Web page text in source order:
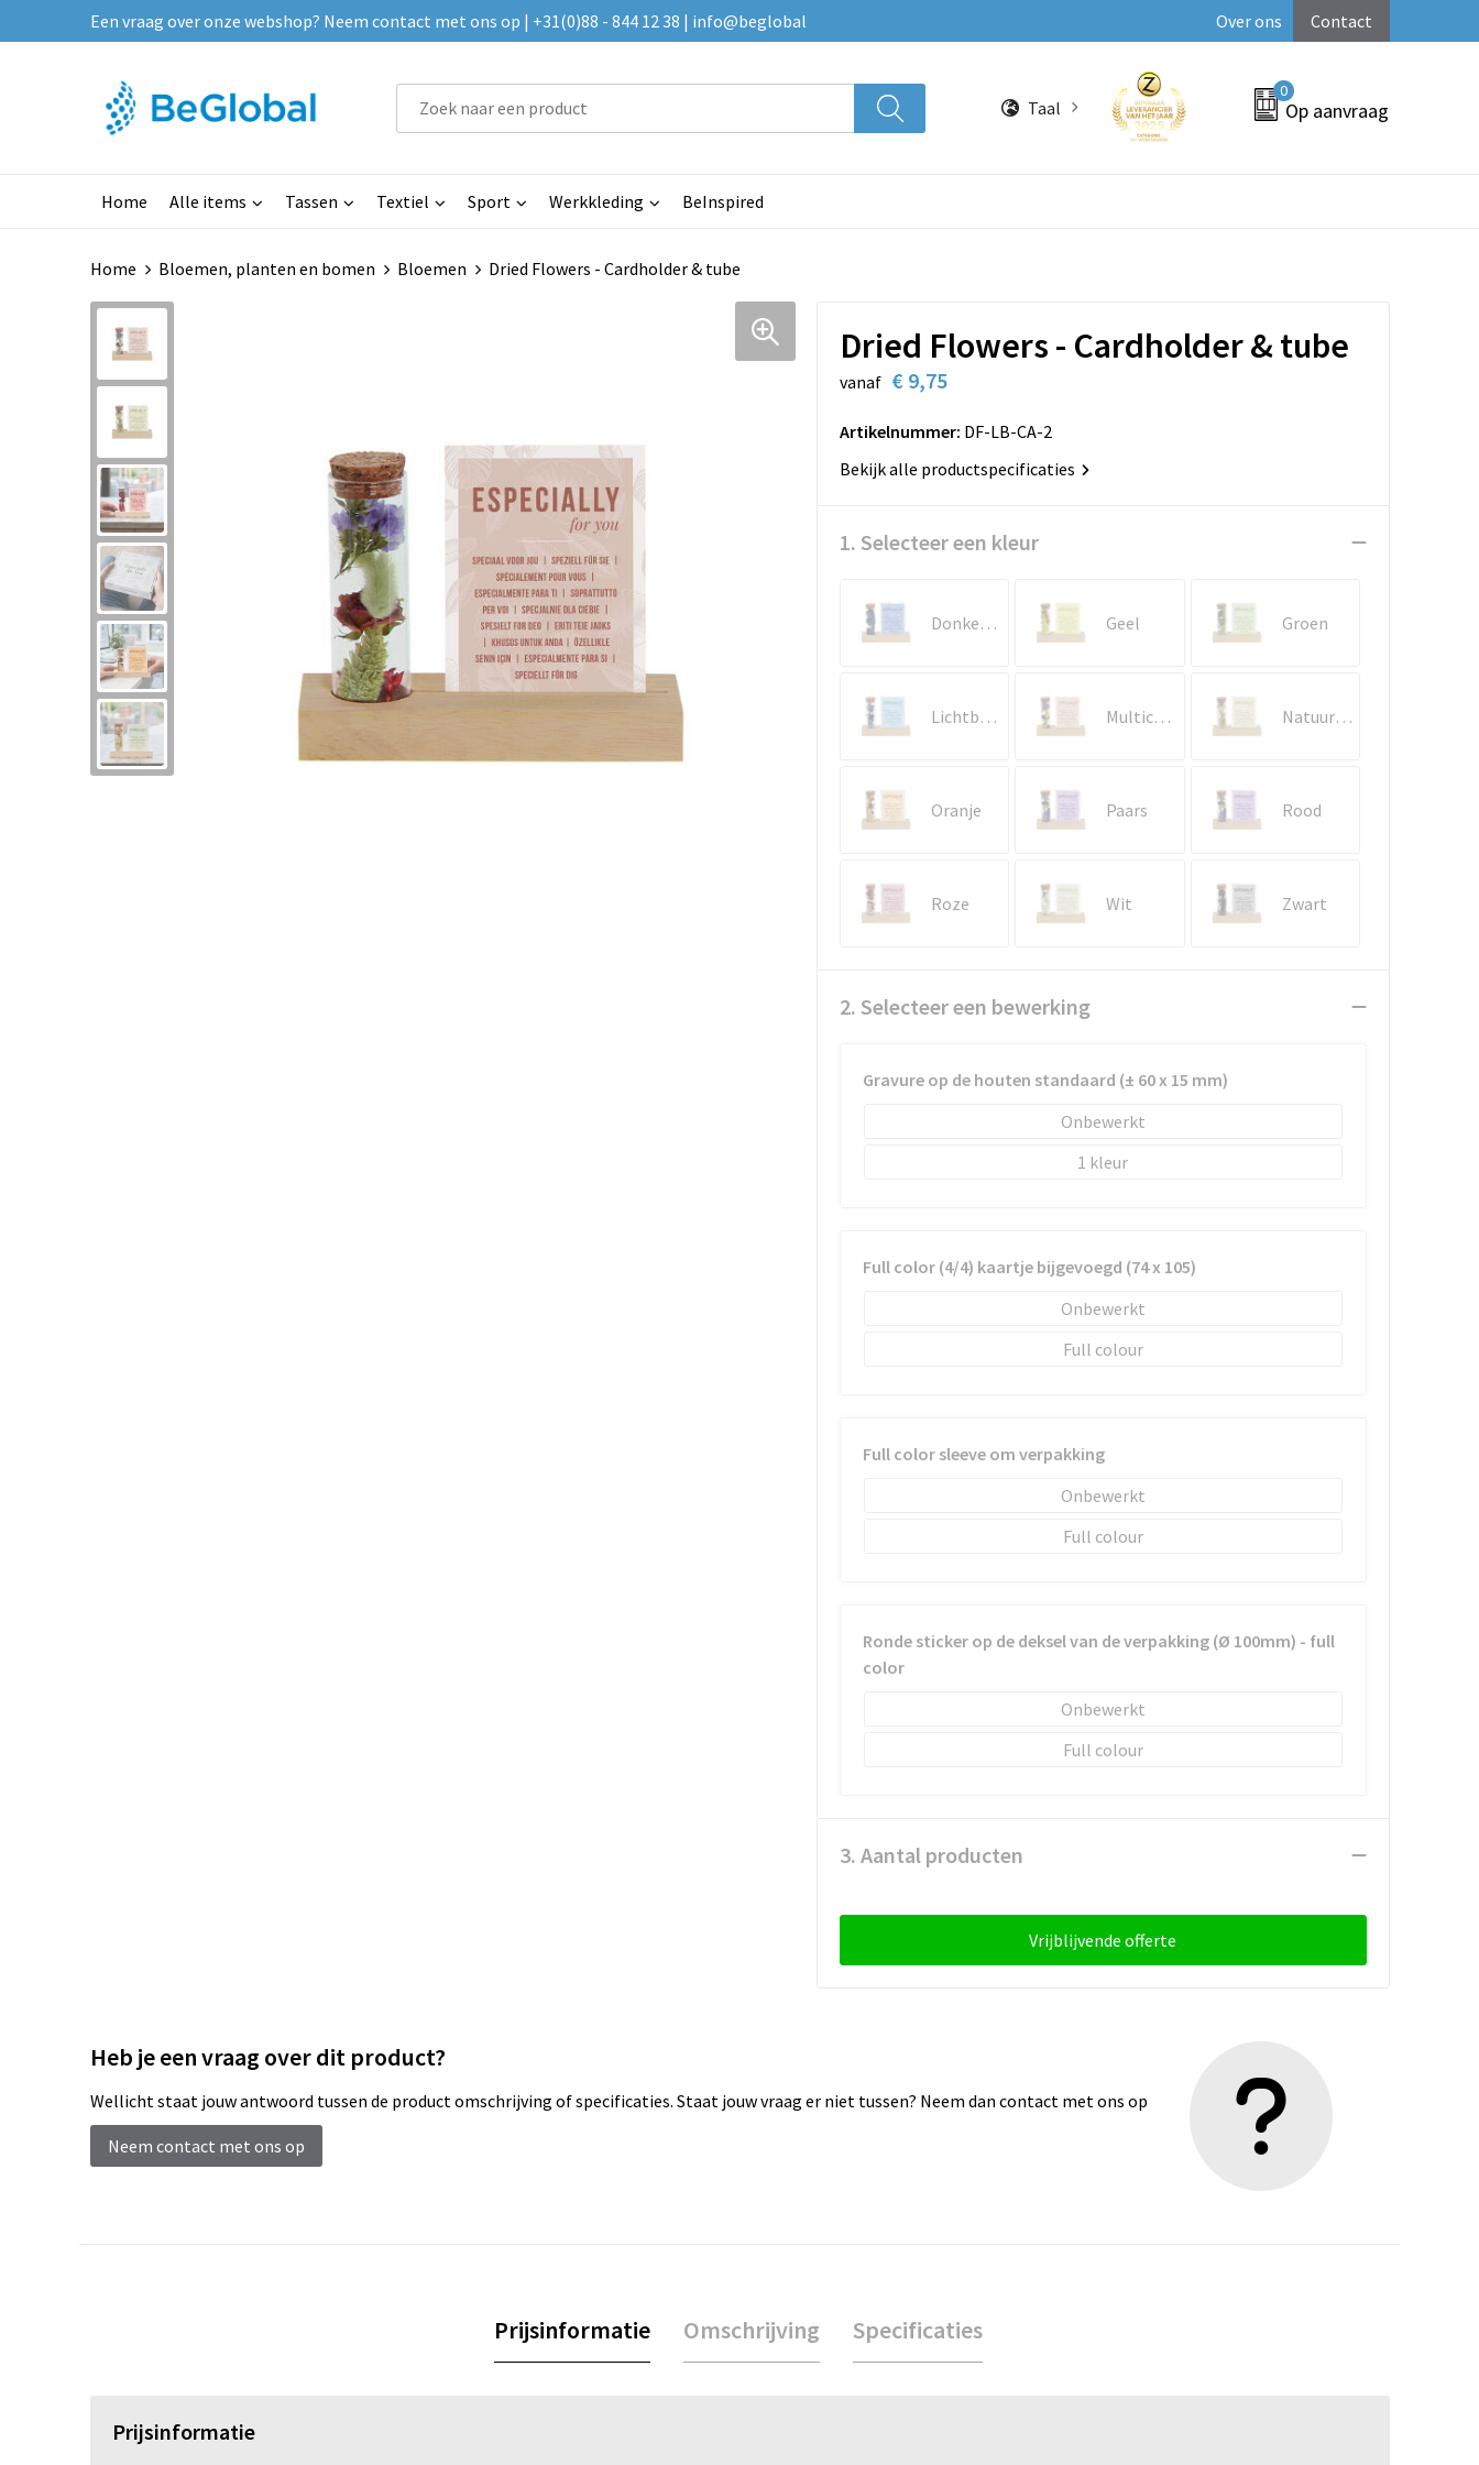
Een vraag over onze webshop? Neem contact met ons op | +31(0)88 - 844 12 38 | info@beglobal Over ons Contact
Taal
0
Op aanvraag
Home Alle items Tassen Textiel Sport Werkkleding BeInspired
Home Bloemen, planten en bomen Bloemen Dried Flowers - Cardholder & tube
Dried Flowers - Cardholder & tube
vanaf € 9,75
Artikelnummer: DF-LB-CA-2
Bekijk alle productspecificaties
1. Selecteer een kleur
Donkerblauw Geel Groen
Lichtblauw Multicolor Natuurlijk
Oranje Paars Rood
Roze Wit Zwart
2. Selecteer een bewerking
Gravure op de houten standaard (± 60 x 15 mm)
Onbewerkt
1
Full color (4/4) kaartje bijgevoegd (74 x 105)
Onbewerkt
Full colour
Full color sleeve om verpakking
Onbewerkt
Full colour
Ronde sticker op de deksel van de verpakking (Ø 100mm) - full
color
Onbewerkt
Full colour
3. Aantal producten
Vrijblijvende offerte
Heb je een vraag over dit product?
Wellicht staat jouw antwoord tussen de product omschrijving of specificaties. Staat jouw vraag er niet tussen? Neem dan contact met ons op
Neem contact met ons op
Prijsinformatie Omschrijving Specificaties
Prijsinformatie